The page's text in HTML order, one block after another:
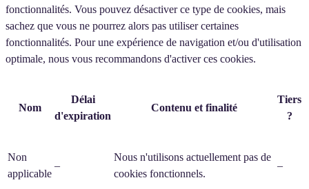
fonctionnalités. Vous pouvez désactiver ce type de cookies, mais
sachez que vous ne pourrez alors pas utiliser certaines
fonctionnalités. Pour une expérience de navigation et/ou d'utilisation
optimale, nous vous recommandons d'activer ces cookies.
Nom
Délai
d'expiration
Contenu et finalité
Tiers
?
Non
applicable
–
Nous n'utilisons actuellement pas de
cookies fonctionnels.
–